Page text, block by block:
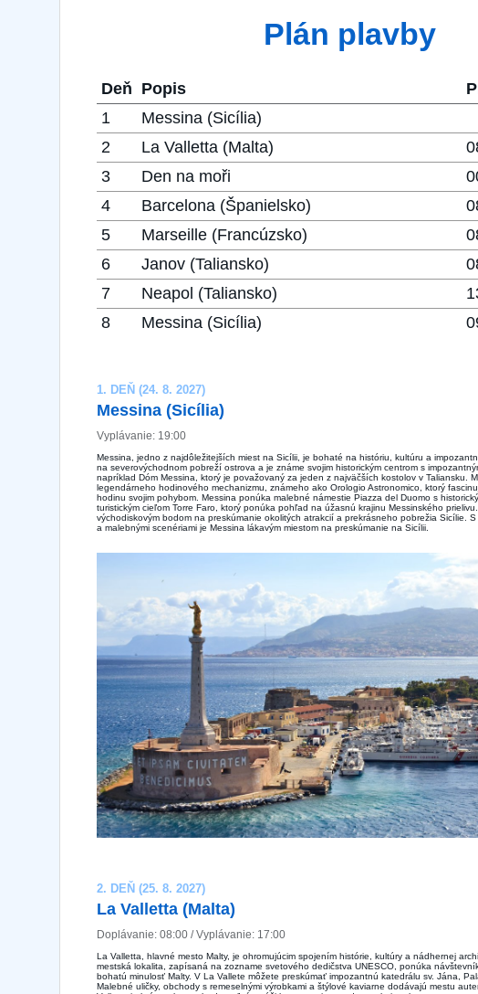
Plán plavby
Deň Popis
1
Messina (Sicília)
2
La Valletta (Malta)
3
Den na moři
4
Barcelona ​​(Španielsko)
5
Marseille (Francúzsko)
6
Janov (Taliansko)
7
Neapol (Taliansko)
8
Messina (Sicília)
1. DEŇ (24. 8. 2027)
Messina (Sicília)
Vyplávanie: 19:00
Messina, jedno z najdôležitejších miest na Sicílii, je bohaté na históriu, kultúru a
na severovýchodnom pobreží ostrova a je známe svojim historickým centrom s
napríklad Dóm Messina, ktorý je považovaný za jeden z najväčších kostolov v Taliansku.
legendárneho hodinového mechanizmu, známeho ako Orologio Astronomico, ktorý
hodinu svojim pohybom. Messina ponúka malebné námestie Piazza del Duomo s
turistickým cieľom Torre Faro, ktorý ponúka pohľad na úžasnú krajinu Messinského
východiskovým bodom na preskúmanie okolitých atrakcií a prekrásneho pobrežia Sicílie.
a malebnými scenériami je Messina lákavým miestom na preskúmanie na Sicílii.
2. DEŇ (25. 8. 2027)
La Valletta (Malta)
Doplávanie: 08:00 / Vyplávanie: 17:00
La Valletta, hlavné mesto Malty, je ohromujúcim spojením histórie, kultúry a nádhernej
mestská lokalita, zapísaná na zozname svetového dedičstva UNESCO, ponúka
bohatú minulosť Malty. V La Vallete môžete preskúmať impozantnú katedrálu sv. Jána,
Malebné uličky, obchody s remeselnými výrobkami a štýlové kaviarne dodávajú mestu